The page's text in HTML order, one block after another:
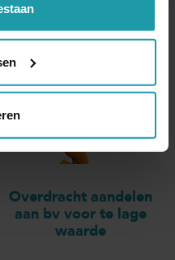
artikelen
Overdracht aandelen
aan bv voor te lage
waarde